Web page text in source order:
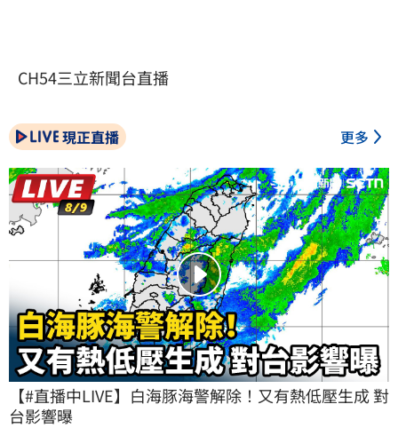
CH54三立新聞台直播
現正直播 更多
【#直播中LIVE】白海豚海警解除！又有熱低壓生成 對
台影響曝